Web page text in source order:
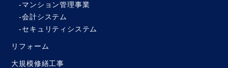
マンション管理事業
会計システム
セキュリティシステム
リフォーム
大規模修繕工事